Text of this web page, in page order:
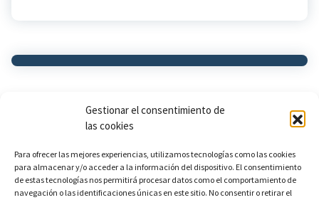
Gestionar el consentimiento de
las cookies
Para ofrecer las mejores experiencias, utilizamos tecnologías como las cookies
para almacenar y/o acceder a la información del dispositivo. El consentimiento
de estas tecnologías nos permitirá procesar datos como el comportamiento de
navegación o las identificaciones únicas en este sitio. No consentir o retirar el
953 42 96 06
Aviso Legal